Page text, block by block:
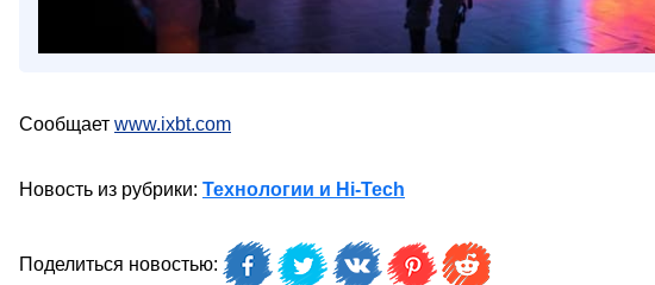
Сообщает www.ixbt.com
Новость из рубрики: Технологии и Hi-Tech
Поделиться новостью: